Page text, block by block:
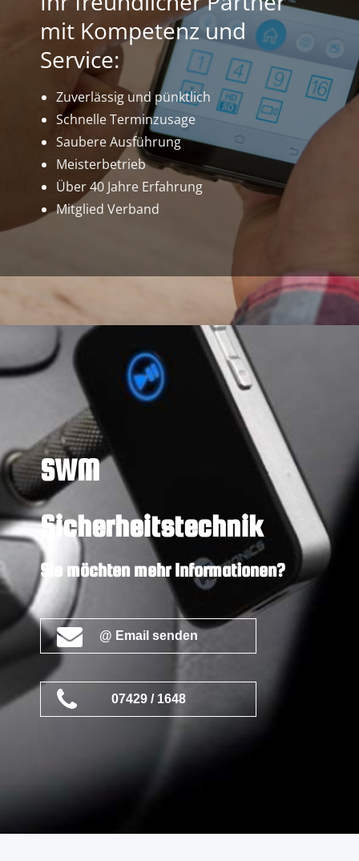
mit Kompetenz und
Service:
Zuverlässig und pünktlich
Schnelle Terminzusage
Saubere Ausführung
Meisterbetrieb
Über 40 Jahre Erfahrung
Mitglied Verband
SWM
Sicherheitstechnik
Sie möchten mehr Informationen?
@ Email senden
07429 / 1648